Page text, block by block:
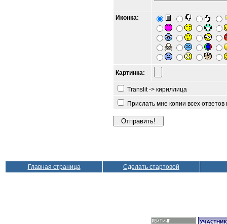
Иконка:
Картинка:
Translit -> кириллица
Прислать мне копии всех
Главная страница Сделать стартовой